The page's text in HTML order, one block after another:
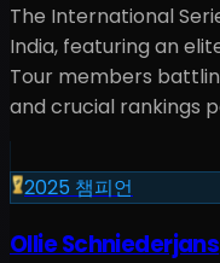
The International
India, featuring an
Tour members
and crucial rankings
2025 챔피언
Ollie Schniederjans